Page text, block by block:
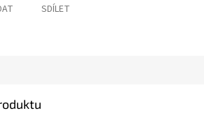
SDÍLET